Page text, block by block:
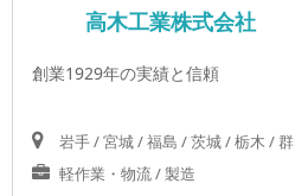
高木工業株式会社
創業1929年の実績と信頼
岩手 / 宮城 / 福島 / 茨城 / 栃木 / 群馬 / 埼玉 / 千葉 / 東京 / 神奈川
軽作業・物流 / 製造